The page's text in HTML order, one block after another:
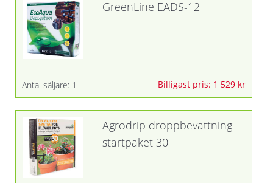
GreenLine EADS-12
Antal säljare: 1 Billigast pris: 1 529 kr
Agrodrip droppbevattning
startpaket 30